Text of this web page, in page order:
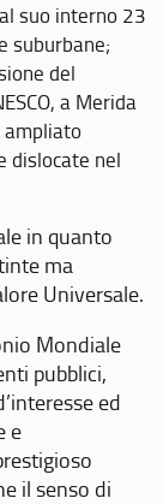
suo interno 23
suburbane;
del
a Merida
ampliato
dislocate nel
in quanto
ma
Universale.
Mondiale
pubblici,
ed
e
il senso di